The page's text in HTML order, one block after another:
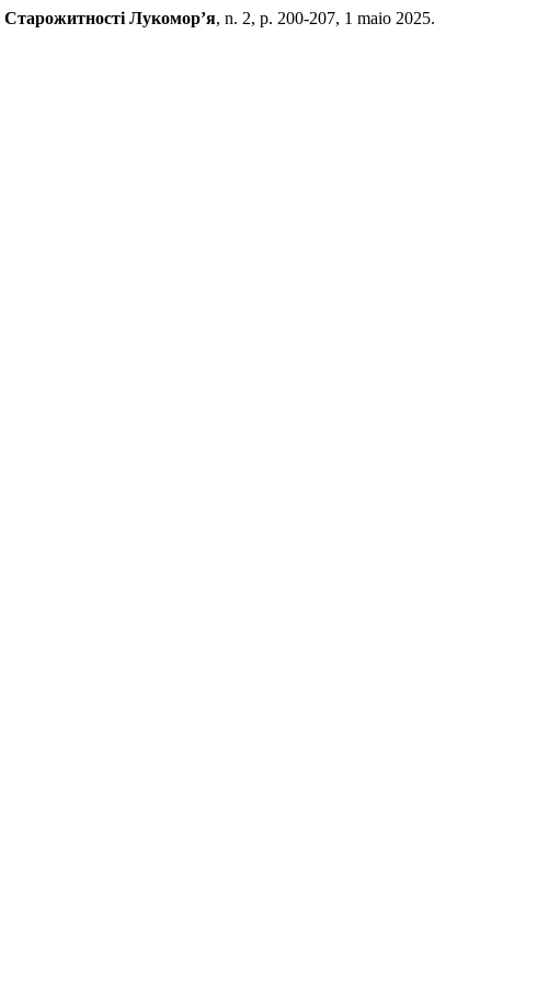
Старожитності Лукомор’я, n. 2, p. 200-207, 1 maio 2025.